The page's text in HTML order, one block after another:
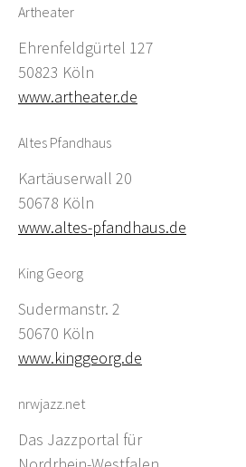
Artheater
Ehrenfeldgürtel 127
50823 Köln
www.artheater.de
Altes Pfandhaus
Kartäuserwall 20
50678 Köln
www.altes-pfandhaus.de
King Georg
Sudermanstr. 2
50670 Köln
www.kinggeorg.de
nrwjazz.net
Das Jazzportal für